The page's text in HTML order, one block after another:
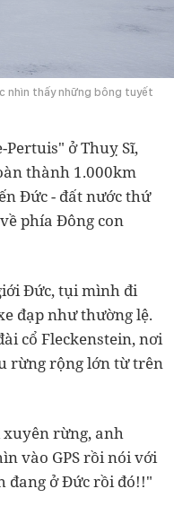
nhìn thấy những bông tuyết
Pertuis" ở Thuỵ Sĩ,
thành 1.000km
Đức - đất nước thứ
phía Đông con
Đức, tụi mình đi
đạp như thường lệ.
cổ Fleckenstein, nơi
rừng rộng lớn từ trên
xuyên rừng, anh
vào GPS rồi nói với
đang ở Đức rồi đó!!"